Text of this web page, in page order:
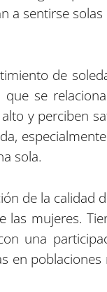
a sentirse
de
se
y perciben
sola.
de la calidad
las mujeres.
una
en